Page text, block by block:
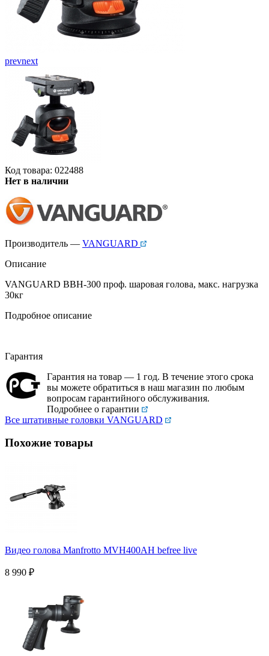
prevnext
Код товара: 022488
Нет в наличии
Производитель — VANGUARD
Описание
VANGUARD BBH-300 проф. шаровая голова, макс. нагрузка
30кг
Подробное описание
Гарантия
Гарантия на товар — 1 год. В течение этого срока
вы можете обратиться в наш магазин по любым
вопросам гарантийного обслуживания.
Подробнее о гарантии
Все штативные головки VANGUARD
Похожие товары
Видео голова Manfrotto MVH400AH befree live
8 990 ₽